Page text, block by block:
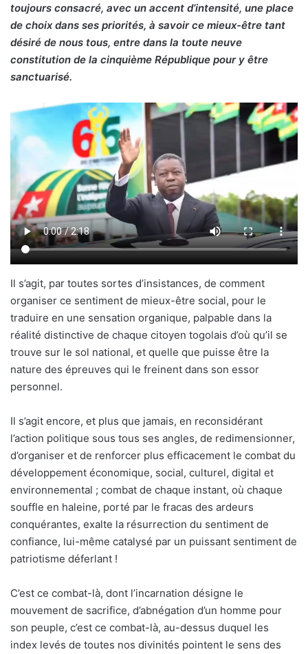
toujours consacré, avec un accent d’intensité, une place
de choix dans ses priorités, à savoir ce mieux-être tant
désiré de nous tous, entre dans la toute neuve
constitution de la cinquième République pour y être
sanctuarisé.
Il s’agit, par toutes sortes d’insistances, de comment
organiser ce sentiment de mieux-être social, pour le
traduire en une sensation organique, palpable dans la
réalité distinctive de chaque citoyen togolais d’où qu’il se
trouve sur le sol national, et quelle que puisse être la
nature des épreuves qui le freinent dans son essor
personnel.
Il s’agit encore, et plus que jamais, en reconsidérant
l’action politique sous tous ses angles, de redimensionner,
d’organiser et de renforcer plus efficacement le combat du
développement économique, social, culturel, digital et
environnemental ; combat de chaque instant, où chaque
souffle en haleine, porté par le fracas des ardeurs
conquérantes, exalte la résurrection du sentiment de
confiance, lui-même catalysé par un puissant sentiment de
patriotisme déferlant !
C’est ce combat-là, dont l’incarnation désigne le
mouvement de sacrifice, d’abnégation d’un homme pour
son peuple, c’est ce combat-là, au-dessus duquel les
index levés de toutes nos divinités pointent le sens des